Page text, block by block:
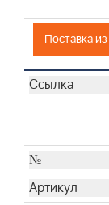
Поставка